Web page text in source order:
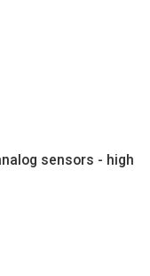
sensors - high